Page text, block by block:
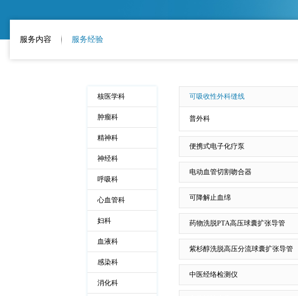
服务内容 服务经验
核医学科
肿瘤科
精神科
神经科
呼吸科
心血管科
妇科
血液科
感染科
消化科
可吸收性外科缝线
普外科
便携式电子化疗泵
电动血管切割吻合器
可降解止血绵
药物洗脱PTA高压球囊扩张导管
紫杉醇洗脱高压分流球囊扩张导管
中医经络检测仪